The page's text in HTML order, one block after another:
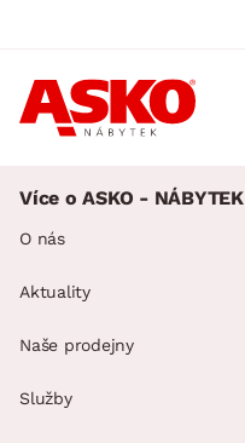
Více o ASKO - NÁBYTEK
O nás
Aktuality
Naše prodejny
Služby